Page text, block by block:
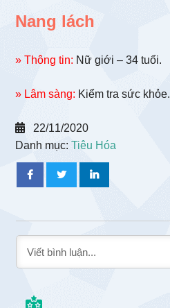
Nang lách
» Thông tin: Nữ giới – 34 tuổi.
» Lâm sàng: Kiểm tra sức khỏe.
22/11/2020
Danh mục:Tiêu Hóa